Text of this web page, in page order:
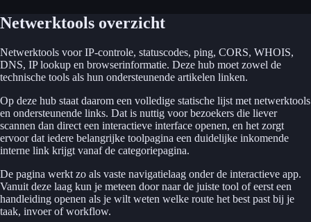
Netwerktools overzicht
Netwerktools voor IP-controle, statuscodes, ping, CORS, WHOIS,
DNS, IP lookup en browserinformatie. Deze hub moet zowel de
technische tools als hun ondersteunende artikelen linken.
Op deze hub staat daarom een volledige statische lijst met netwerktools
en ondersteunende links. Dat is nuttig voor bezoekers die liever
scannen dan direct een interactieve interface openen, en het zorgt
ervoor dat iedere belangrijke toolpagina een duidelijke inkomende
interne link krijgt vanaf de categoriepagina.
De pagina werkt zo als vaste navigatielaag onder de interactieve app.
Vanuit deze laag kun je meteen door naar de juiste tool of eerst een
handleiding openen als je wilt weten welke route het best past bij je
taak, invoer of workflow.